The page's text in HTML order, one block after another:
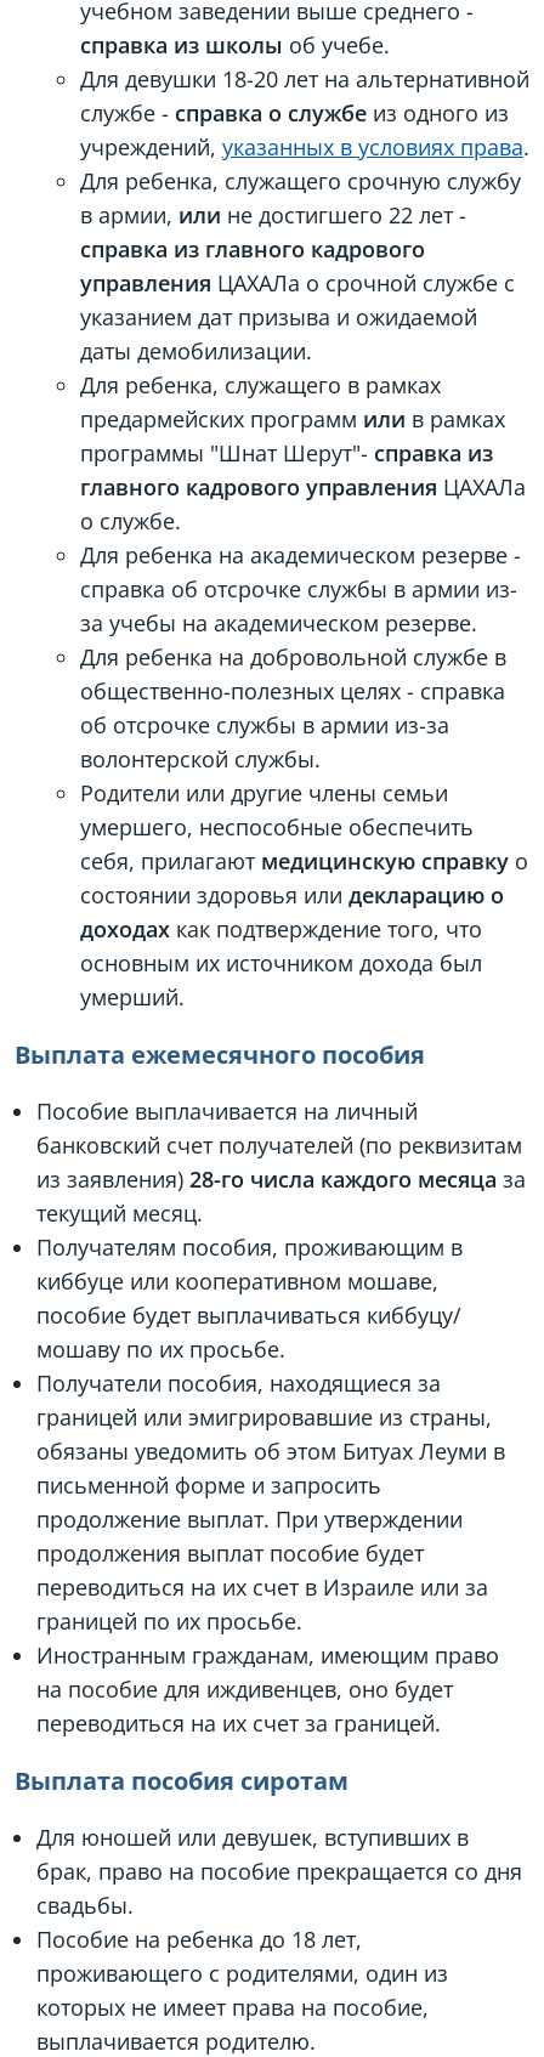
учебном заведении выше среднего -
справка из школы об учебе.
Для девушки 18-20 лет на альтернативной
службе - справка о службе из одного из
учреждений, указанных в условиях права.
Для ребенка, служащего срочную службу
в армии, или не достигшего 22 лет -
справка из главного кадрового
управления ЦАХАЛа о срочной службе с
указанием дат призыва и ожидаемой
даты демобилизации.
Для ребенка, служащего в рамках
предармейских программ или в рамках
программы "Шнат Шерут"- справка из
главного кадрового управления ЦАХАЛа
о службе.
Для ребенка на академическом резерве -
справка об отсрочке службы в армии из-
за учебы на академическом резерве.
Для ребенка на добровольной службе в
общественно-полезных целях - справка
об отсрочке службы в армии из-за
волонтерской службы.
Родители или другие члены семьи
умершего, неспособные обеспечить
себя, прилагают медицинскую справку о
состоянии здоровья или декларацию о
доходах как подтверждение того, что
основным их источником дохода был
умерший.
Выплата ежемесячного пособия
Пособие выплачивается на личный
банковский счет получателей (по реквизитам
из заявления) 28-го числа каждого месяца за
текущий месяц.
Получателям пособия, проживающим в
киббуце или кооперативном мошаве,
пособие будет выплачиваться киббуцу/
мошаву по их просьбе.
Получатели пособия, находящиеся за
границей или эмигрировавшие из страны,
обязаны уведомить об этом Битуах Леуми в
письменной форме и запросить
продолжение выплат. При утверждении
продолжения выплат пособие будет
переводиться на их счет в Израиле или за
границей по их просьбе.
Иностранным гражданам, имеющим право
на пособие для иждивенцев, оно будет
переводиться на их счет за границей.
Выплата пособия сиротам
Для юношей или девушек, вступивших в
брак, право на пособие прекращается со дня
свадьбы.
Пособие на ребенка до 18 лет,
проживающего с родителями, один из
которых не имеет права на пособие,
выплачивается родителю.